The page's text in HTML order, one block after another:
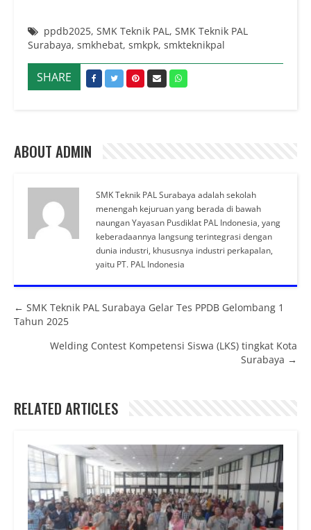
ppdb2025, SMK Teknik PAL, SMK Teknik PAL
Surabaya, smkhebat, smkpk, smkteknikpal
SHARE
ABOUT ADMIN
SMK Teknik PAL Surabaya adalah sekolah
menengah kejuruan yang berada di bawah
naungan Yayasan Pusdiklat PAL Indonesia, yang
keberadaannya langsung terintegrasi dengan
dunia industri, khususnya industri perkapalan,
yaitu PT. PAL Indonesia
Posts navigation
← SMK Teknik PAL Surabaya Gelar Tes PPDB Gelombang 1
Tahun 2025
Welding Contest Kompetensi Siswa (LKS) tingkat Kota
Surabaya →
RELATED ARTICLES